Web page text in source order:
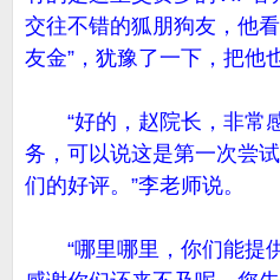
交往不错的狐朋狗友，他
友金”，犹豫了一下，把他
“好的，赵院长，非常
务，可以说这是第一次尝
们的好评。”李老师说。
“哪里哪里，你们能提